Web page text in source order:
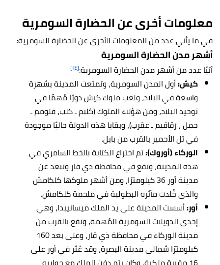
معلومات أخرى عن الحضارة السومرية
في ما يأتي عدد من المعلومات الأخرى عن الحضارة السومرية:
أشهر مدن الحضارة السومرية
آتيًا عدد من أشهر مدن الحضارة السومرية:[١٤]
كيش:أول المدن السومرية، وتمتعت المدينة بشهرة
واسعة في البلاد، ولعب ملوك كيش دورًا مُهمًا في
توحيد البلاد، ومن هؤلاء الملوك (كلبم ـ كلب، قلومم ـ
حمل ، زقاقيم ـ عقرب)، وبقايا هذه الدولة حاليًا موجودة
في تل الأحمير بالقرب من بابل.
الوركاء (أوروك):تم اختراع الكتابة بالخط السامري في
هذه المدينة، وتقع في محافظة ذي قار وتبعد عن
مدينة أور 36 كيلومترًا، ومن أشهر ملوكها كلكامش
والذي خُلدت مآثره البطولية في ملحمة كلكامش.
أور:أسست المدينة على يد الملك ميسانيبدا، وهي
إحدى الدويلات السومرية المُهمة، وتقع بالقرب من
مدينة الوركاء في محافظة ذي قار، وعلى بعد 160
كيلومترًا شمالي مدينة البصرة، وقد عُثر في أور على